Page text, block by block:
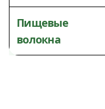
Пищевые
волокна